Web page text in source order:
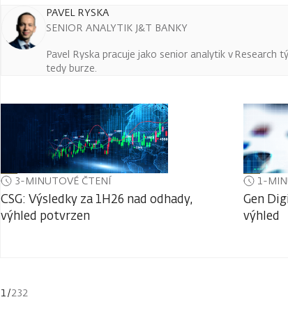
PAVEL RYSKA
SENIOR ANALYTIK J&T BANKY
Pavel Ryska pracuje jako senior analytik v
tedy burze.
3-MINUTOVÉ ČTENÍ
CSG: Výsledky za 1H26 nad odhady,
výhled potvrzen
1-
Gen
výhled
1 /232